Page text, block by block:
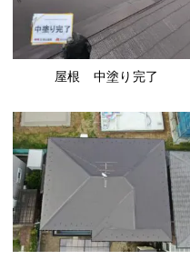
屋根 中塗り完了